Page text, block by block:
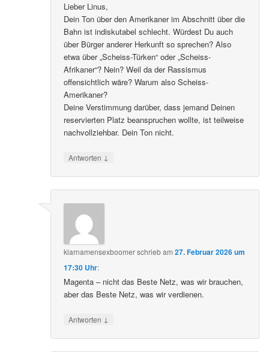
Lieber Linus,
Dein Ton über den Amerikaner im Abschnitt über die
Bahn ist indiskutabel schlecht. Würdest Du auch
über Bürger anderer Herkunft so sprechen? Also
etwa über „Scheiss-Türken“ oder „Scheiss-
Afrikaner“? Nein? Weil da der Rassismus
offensichtlich wäre? Warum also Scheiss-
Amerikaner?
Deine Verstimmung darüber, dass jemand Deinen
reservierten Platz beanspruchen wollte, ist teilweise
nachvollziehbar. Dein Ton nicht.
Antworten ↓
klarnamensexboomerschriebam27. Februar 2026 um
17:30 Uhr:
Magenta – nicht das Beste Netz, was wir brauchen,
aber das Beste Netz, was wir verdienen.
Antworten ↓